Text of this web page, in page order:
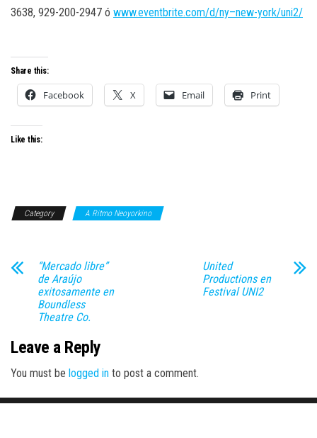
3638, 929-200-2947 ó www.eventbrite.com/d/ny–new-york/uni2/
Share this:
Facebook X Email Print
Like this:
Category A Ritmo Neoyorkino
“Mercado libre”
de Araújo
exitosamente en
Boundless
Theatre Co.
United
Productions en
Festival UNI2
Leave a Reply
You must be logged in to post a comment.